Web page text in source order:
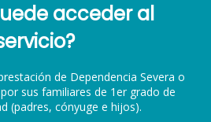
acceder al
de Dependencia Severa o
sus familiares de 1er grado de
(padres, cónyuge e hijos).